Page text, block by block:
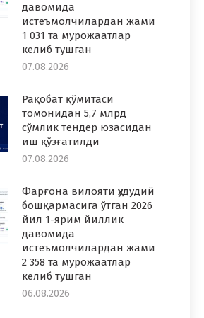
давомида
истеъмолчилардан жами
1 031 та мурожаатлар
келиб тушган
07.08.2026
Рақобат қўмитаси
томонидан 5,7 млрд
сўмлик тендер юзасидан
иш қўзғатилди
07.08.2026
Фарғона вилояти ҳудудий
бошқармасига ўтган 2026
йил 1-ярим йиллик
давомида
истеъмолчилардан жами
2 358 та мурожаатлар
келиб тушган
06.08.2026